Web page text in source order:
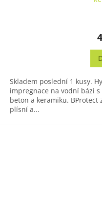
Skladem poslední 1 kusy.
impregnace na vodní bázi
beton a keramiku.
plísní a...